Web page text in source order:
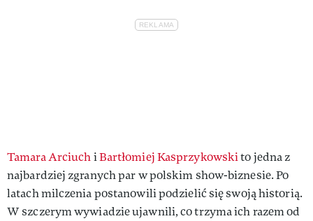
Tamara ArciuchiBartłomiej Kasprzykowskito jedna z
najbardziej zgranych par w polskim show-biznesie. Po
latach milczenia postanowili podzielić się swoją historią.
W szczerym wywiadzie ujawnili, co trzyma ich razem od